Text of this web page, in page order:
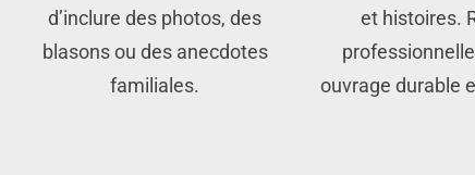
d’inclure des photos, des
blasons ou des anecdotes
familiales.
et histoires.
ouvrage durable